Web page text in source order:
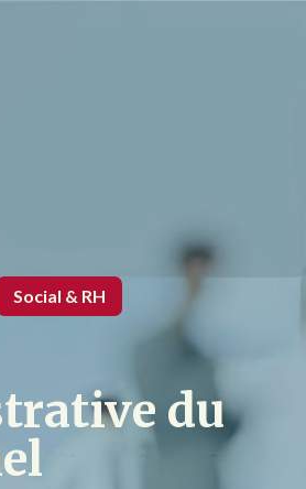
Social & RH
du